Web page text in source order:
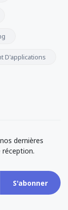
D'applications
dernières
S'abonner